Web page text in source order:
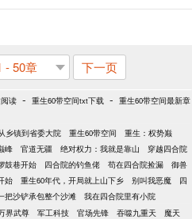
- 50章 下一页
读 - 重生60带空间txt下载 - 重生60带空间最新章
乡镇到省委大院 重生60带空间
重生：权势巅
峰 官道无疆 绝对权力：我就是靠山
穿越四合院
鼓巷开始 四合院的钓鱼佬 苟在四合院捡漏
御兽
始 重生60年代，开局就上山下乡 别叫我恶魔
四
把沙铲承包整个沙滩 我在四合院里有小院
界武尊 军工科技 官场先锋 吞噬九重天
魔天